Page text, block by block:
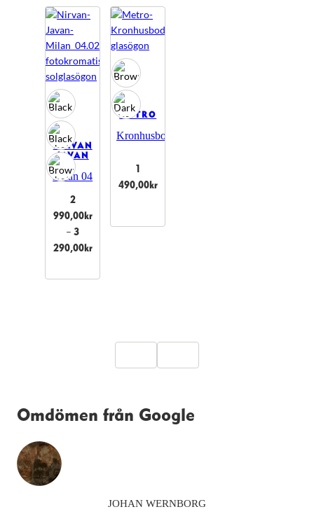
NIRVAN
JAVAN
Milan 04
2
990,00kr
– 3
290,00krPrisintervall:
990,00kr
METRO
Kronhusbodarna
490,00kr
Omdömen från Google
JOHAN WERNBORG